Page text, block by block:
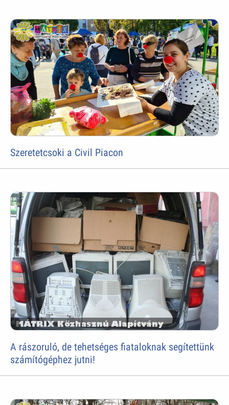
Szeretetcsoki a Civil Piacon
A rászoruló, de tehetséges fiataloknak segítettünk
számítógéphez jutni!